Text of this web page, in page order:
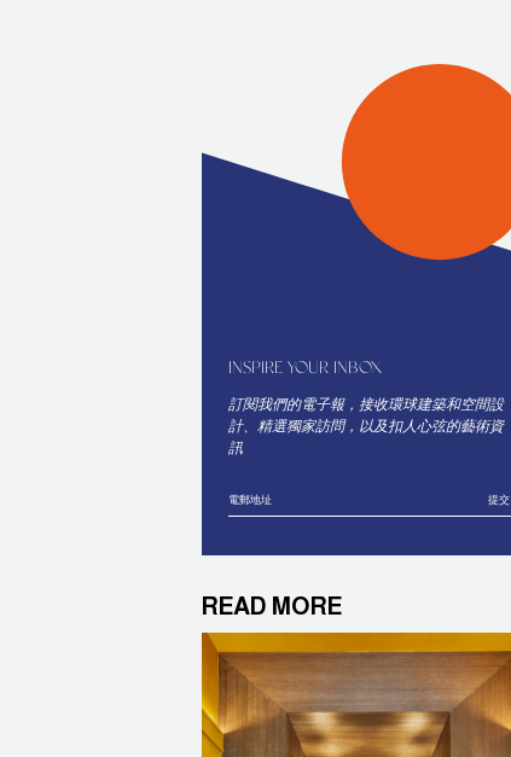
INSPIRE YOUR INBOX
訂閱我們的電子報，接收環球建築和空間設
計、精選獨家訪問，以及扣人心弦的藝術資
訊
提交
READ MORE